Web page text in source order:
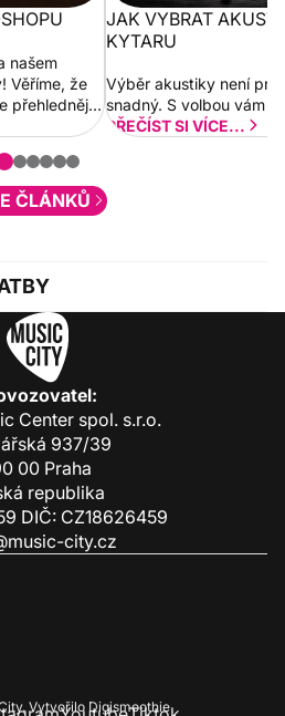
našem
Věříme, že
přehlednější
přidávat
JAK VYBRAT
KYTARU
Výběr akustiky není pro
snadný. S volbou vám
PŘEČÍST SI VÍCE...
ČLÁNKŮ
Center spol. s.r.o.
937/39
00 Praha
republika
DIČ: CZ18626459
city.cz
. Vytvořilo Digismoothie